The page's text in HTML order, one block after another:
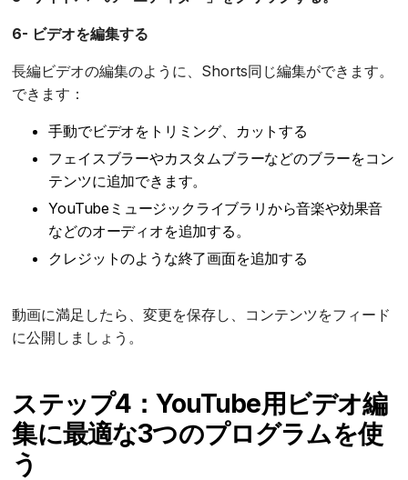
6- ビデオを編集する
長編ビデオの編集のように、Shorts同じ編集ができます。
できます：
手動でビデオをトリミング、カットする
フェイスブラーやカスタムブラーなどのブラーをコン
テンツに追加できます。
YouTubeミュージックライブラリから音楽や効果音
などのオーディオを追加する。
クレジットのような終了画面を追加する
動画に満足したら、変更を保存し、コンテンツをフィード
に公開しましょう。
ステップ4：YouTube用ビデオ編
集に最適な3つのプログラムを使
う